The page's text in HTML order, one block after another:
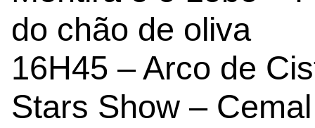
do chão de oliva
16H45 – Arco de
Stars Show –